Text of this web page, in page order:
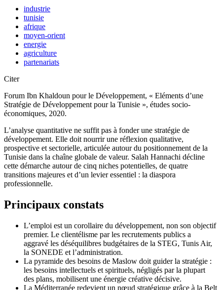
industrie
tunisie
afrique
moyen-orient
energie
agriculture
partenariats
Citer
Forum Ibn Khaldoun pour le Développement, « Eléments d’une
Stratégie de Développement pour la Tunisie », études socio-
économiques, 2020.
L’analyse quantitative ne suffit pas à fonder une stratégie de
développement. Elle doit nourrir une réflexion qualitative,
prospective et sectorielle, articulée autour du positionnement de la
Tunisie dans la chaîne globale de valeur. Salah Hannachi décline
cette démarche autour de cinq niches potentielles, de quatre
transitions majeures et d’un levier essentiel : la diaspora
professionnelle.
Principaux constats
L’emploi est un corollaire du développement, non son objectif
premier. Le clientélisme par les recrutements publics a
aggravé les déséquilibres budgétaires de la STEG, Tunis Air,
la SONEDE et l’administration.
La pyramide des besoins de Maslow doit guider la stratégie :
les besoins intellectuels et spirituels, négligés par la plupart
des plans, mobilisent une énergie créative décisive.
La Méditerranée redevient un nœud stratégique grâce à la Belt